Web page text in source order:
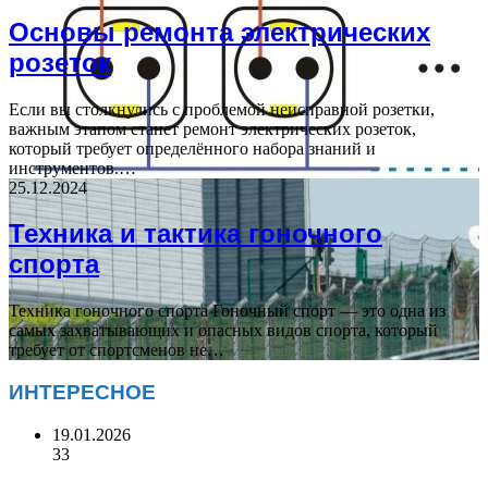
Основы ремонта электрических
розеток
Если вы столкнулись с проблемой неисправной розетки,
важным этапом станет ремонт электрических розеток,
который требует определённого набора знаний и
инструментов.…
25.12.2024
Техника и тактика гоночного
спорта
Техника гоночного спорта Гоночный спорт — это одна из
самых захватывающих и опасных видов спорта, который
требует от спортсменов не…
ИНТЕРЕСНОЕ
19.01.2026
33